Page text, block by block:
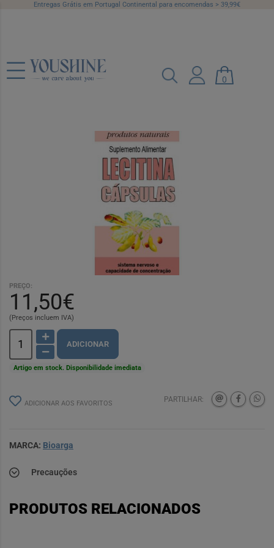
Entregas Grátis em Portugal Continental para encomendas > 39,99€
0
Bioarga Caps Lecitina X40
PREÇO:
11,50€
(Preços incluem IVA)
ADICIONAR
Artigo em stock. Disponibilidade imediata
ADICIONAR AOS FAVORITOS PARTILHAR:
MARCA: Bioarga
Precauções
PRODUTOS RELACIONADOS